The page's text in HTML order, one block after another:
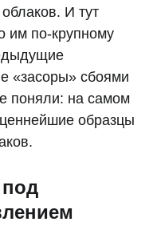
И тут
им по-крупному
«засоры» сбоями
поняли: на самом
образцы